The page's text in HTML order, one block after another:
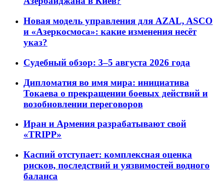
Новая модель управления для AZAL, ASCO
и «Азеркосмоса»: какие изменения несёт
указ?
Судебный обзор: 3–5 августа 2026 года
Дипломатия во имя мира: инициатива
Токаева о прекращении боевых действий и
возобновлении переговоров
Иран и Армения разрабатывают свой
«TRIPP»
Каспий отступает: комплексная оценка
рисков, последствий и уязвимостей водного
баланса